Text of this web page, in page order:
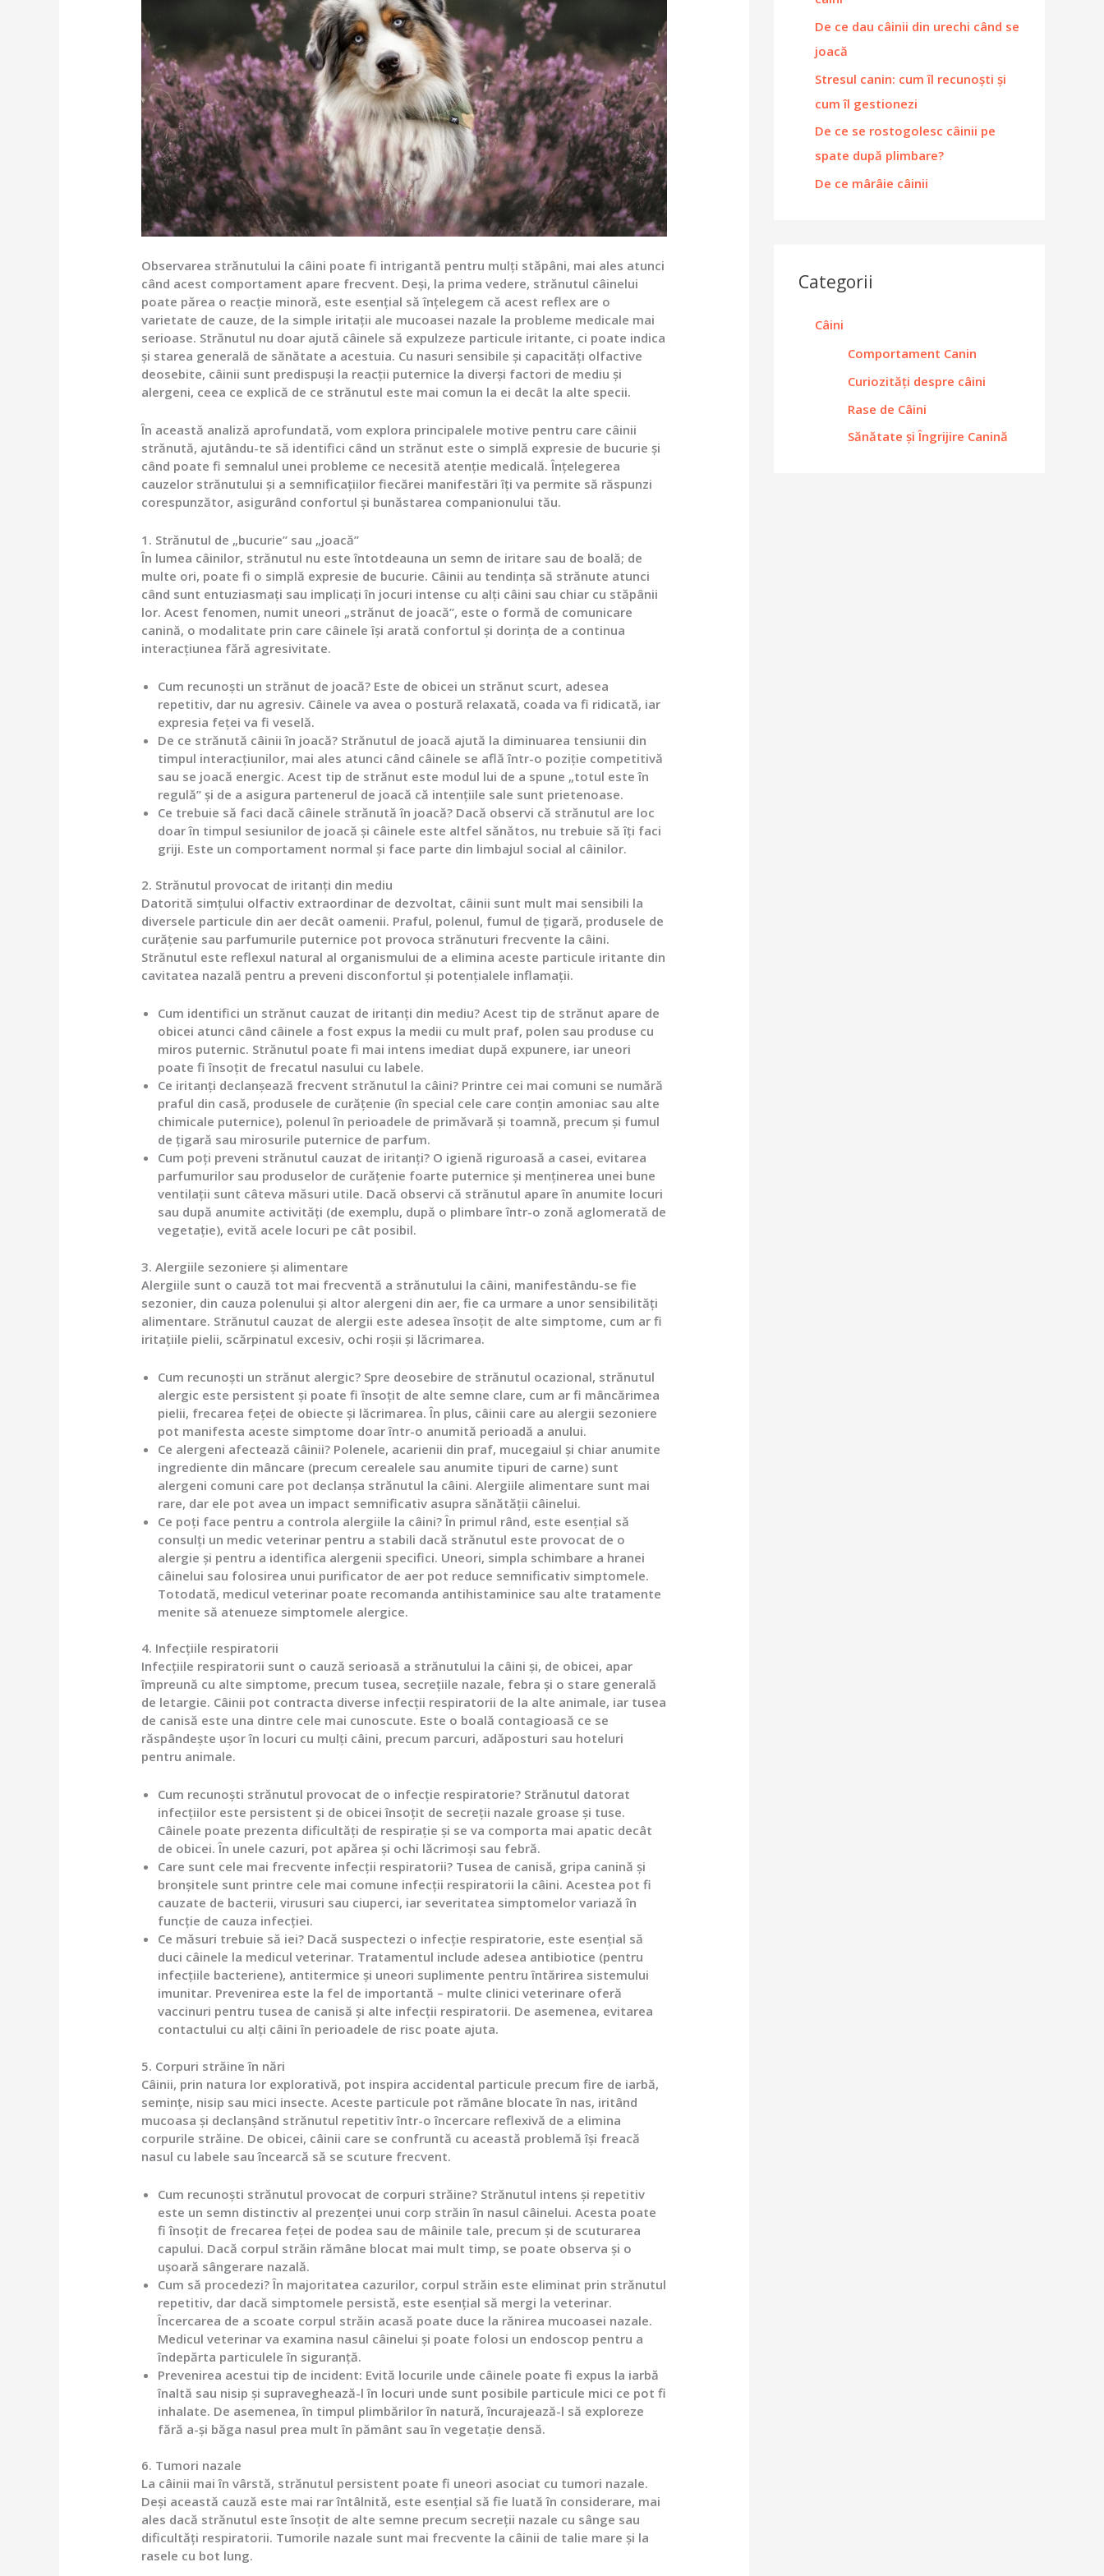
Observarea strănutului la câini poate fi intrigantă pentru mulți stăpâni, mai ales atunci
când acest comportament apare frecvent. Deși, la prima vedere, strănutul câinelui
poate părea o reacție minoră, este esențial să înțelegem că acest reflex are o
varietate de cauze, de la simple iritații ale mucoasei nazale la probleme medicale mai
serioase. Strănutul nu doar ajută câinele să expulzeze particule iritante, ci poate indica
și starea generală de sănătate a acestuia. Cu nasuri sensibile și capacități olfactive
deosebite, câinii sunt predispuși la reacții puternice la diverși factori de mediu și
alergeni, ceea ce explică de ce strănutul este mai comun la ei decât la alte specii.
În această analiză aprofundată, vom explora principalele motive pentru care câinii
strănută, ajutându-te să identifici când un strănut este o simplă expresie de bucurie și
când poate fi semnalul unei probleme ce necesită atenție medicală. Înțelegerea
cauzelor strănutului și a semnificațiilor fiecărei manifestări îți va permite să răspunzi
corespunzător, asigurând confortul și bunăstarea companionului tău.
1. Strănutul de „bucurie” sau „joacă”
În lumea câinilor, strănutul nu este întotdeauna un semn de iritare sau de boală; de
multe ori, poate fi o simplă expresie de bucurie. Câinii au tendința să strănute atunci
când sunt entuziasmați sau implicați în jocuri intense cu alți câini sau chiar cu stăpânii
lor. Acest fenomen, numit uneori „strănut de joacă”, este o formă de comunicare
canină, o modalitate prin care câinele își arată confortul și dorința de a continua
interacțiunea fără agresivitate.
Cum recunoști un strănut de joacă? Este de obicei un strănut scurt, adesea
repetitiv, dar nu agresiv. Câinele va avea o postură relaxată, coada va fi ridicată, iar
expresia feței va fi veselă.
De ce strănută câinii în joacă? Strănutul de joacă ajută la diminuarea tensiunii din
timpul interacțiunilor, mai ales atunci când câinele se află într-o poziție competitivă
sau se joacă energic. Acest tip de strănut este modul lui de a spune „totul este în
regulă” și de a asigura partenerul de joacă că intențiile sale sunt prietenoase.
Ce trebuie să faci dacă câinele strănută în joacă? Dacă observi că strănutul are loc
doar în timpul sesiunilor de joacă și câinele este altfel sănătos, nu trebuie să îți faci
griji. Este un comportament normal și face parte din limbajul social al câinilor.
2. Strănutul provocat de iritanți din mediu
Datorită simțului olfactiv extraordinar de dezvoltat, câinii sunt mult mai sensibili la
diversele particule din aer decât oamenii. Praful, polenul, fumul de țigară, produsele de
curățenie sau parfumurile puternice pot provoca strănuturi frecvente la câini.
Strănutul este reflexul natural al organismului de a elimina aceste particule iritante din
cavitatea nazală pentru a preveni disconfortul și potențialele inflamații.
Cum identifici un strănut cauzat de iritanți din mediu? Acest tip de strănut apare de
obicei atunci când câinele a fost expus la medii cu mult praf, polen sau produse cu
miros puternic. Strănutul poate fi mai intens imediat după expunere, iar uneori
poate fi însoțit de frecatul nasului cu labele.
Ce iritanți declanșează frecvent strănutul la câini? Printre cei mai comuni se numără
praful din casă, produsele de curățenie (în special cele care conțin amoniac sau alte
chimicale puternice), polenul în perioadele de primăvară și toamnă, precum și fumul
de țigară sau mirosurile puternice de parfum.
Cum poți preveni strănutul cauzat de iritanți? O igienă riguroasă a casei, evitarea
parfumurilor sau produselor de curățenie foarte puternice și menținerea unei bune
ventilații sunt câteva măsuri utile. Dacă observi că strănutul apare în anumite locuri
sau după anumite activități (de exemplu, după o plimbare într-o zonă aglomerată de
vegetație), evită acele locuri pe cât posibil.
3. Alergiile sezoniere și alimentare
Alergiile sunt o cauză tot mai frecventă a strănutului la câini, manifestându-se fie
sezonier, din cauza polenului și altor alergeni din aer, fie ca urmare a unor sensibilități
alimentare. Strănutul cauzat de alergii este adesea însoțit de alte simptome, cum ar fi
iritațiile pielii, scărpinatul excesiv, ochi roșii și lăcrimarea.
Cum recunoști un strănut alergic? Spre deosebire de strănutul ocazional, strănutul
alergic este persistent și poate fi însoțit de alte semne clare, cum ar fi mâncărimea
pielii, frecarea feței de obiecte și lăcrimarea. În plus, câinii care au alergii sezoniere
pot manifesta aceste simptome doar într-o anumită perioadă a anului.
Ce alergeni afectează câinii? Polenele, acarienii din praf, mucegaiul și chiar anumite
ingrediente din mâncare (precum cerealele sau anumite tipuri de carne) sunt
alergeni comuni care pot declanșa strănutul la câini. Alergiile alimentare sunt mai
rare, dar ele pot avea un impact semnificativ asupra sănătății câinelui.
Ce poți face pentru a controla alergiile la câini?În primul rând, este esențial să
consulți un medic veterinar pentru a stabili dacă strănutul este provocat de o
alergie și pentru a identifica alergenii specifici. Uneori, simpla schimbare a hranei
câinelui sau folosirea unui purificator de aer pot reduce semnificativ simptomele.
Totodată, medicul veterinar poate recomanda antihistaminice sau alte tratamente
menite să atenueze simptomele alergice.
4. Infecțiile respiratorii
Infecțiile respiratorii sunt o cauză serioasă a strănutului la câini și, de obicei, apar
împreună cu alte simptome, precum tusea, secrețiile nazale, febra și o stare generală
de letargie. Câinii pot contracta diverse infecții respiratorii de la alte animale, iar tusea
de canisă este una dintre cele mai cunoscute. Este o boală contagioasă ce se
răspândește ușor în locuri cu mulți câini, precum parcuri, adăposturi sau hoteluri
pentru animale.
Cum recunoști strănutul provocat de o infecție respiratorie? Strănutul datorat
infecțiilor este persistent și de obicei însoțit de secreții nazale groase și tuse.
Câinele poate prezenta dificultăți de respirație și se va comporta mai apatic decât
de obicei. În unele cazuri, pot apărea și ochi lăcrimoși sau febră.
Care sunt cele mai frecvente infecții respiratorii? Tusea de canisă, gripa canină și
bronșitele sunt printre cele mai comune infecții respiratorii la câini. Acestea pot fi
cauzate de bacterii, virusuri sau ciuperci, iar severitatea simptomelor variază în
funcție de cauza infecției.
Ce măsuri trebuie să iei? Dacă suspectezi o infecție respiratorie, este esențial să
duci câinele la medicul veterinar. Tratamentul include adesea antibiotice (pentru
infecțiile bacteriene), antitermice și uneori suplimente pentru întărirea sistemului
imunitar. Prevenirea este la fel de importantă – multe clinici veterinare oferă
vaccinuri pentru tusea de canisă și alte infecții respiratorii. De asemenea, evitarea
contactului cu alți câini în perioadele de risc poate ajuta.
5. Corpuri străine în nări
Câinii, prin natura lor explorativă, pot inspira accidental particule precum fire de iarbă,
semințe, nisip sau mici insecte. Aceste particule pot rămâne blocate în nas, iritând
mucoasa și declanșând strănutul repetitiv într-o încercare reflexivă de a elimina
corpurile străine. De obicei, câinii care se confruntă cu această problemă își freacă
nasul cu labele sau încearcă să se scuture frecvent.
Cum recunoști strănutul provocat de corpuri străine? Strănutul intens și repetitiv
este un semn distinctiv al prezenței unui corp străin în nasul câinelui. Acesta poate
fi însoțit de frecarea feței de podea sau de mâinile tale, precum și de scuturarea
capului. Dacă corpul străin rămâne blocat mai mult timp, se poate observa și o
ușoară sângerare nazală.
Cum să procedezi?În majoritatea cazurilor, corpul străin este eliminat prin strănutul
repetitiv, dar dacă simptomele persistă, este esențial să mergi la veterinar.
Încercarea de a scoate corpul străin acasă poate duce la rănirea mucoasei nazale.
Medicul veterinar va examina nasul câinelui și poate folosi un endoscop pentru a
îndepărta particulele în siguranță.
Prevenirea acestui tip de incident: Evită locurile unde câinele poate fi expus la iarbă
înaltă sau nisip și supraveghează-l în locuri unde sunt posibile particule mici ce pot fi
inhalate. De asemenea, în timpul plimbărilor în natură, încurajează-l să exploreze
fără a-și băga nasul prea mult în pământ sau în vegetație densă.
6. Tumori nazale
La câinii mai în vârstă, strănutul persistent poate fi uneori asociat cu tumori nazale.
Deși această cauză este mai rar întâlnită, este esențial să fie luată în considerare, mai
ales dacă strănutul este însoțit de alte semne precum secreții nazale cu sânge sau
dificultăți respiratorii. Tumorile nazale sunt mai frecvente la câinii de talie mare și la
rasele cu bot lung.
De ce dau câinii din urechi când se
joacă
Stresul canin: cum îl recunoști și
cum îl gestionezi
De ce se rostogolesc câinii pe
spate după plimbare?
De ce mârâie câinii
Categorii
Câini
Comportament Canin
Curiozități despre câini
Rase de Câini
Sănătate și Îngrijire Canină